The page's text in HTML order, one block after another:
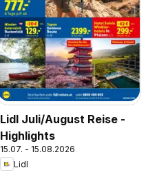
Lidl Juli/August Reise -
Highlights
15.07. - 15.08.2026
Lidl